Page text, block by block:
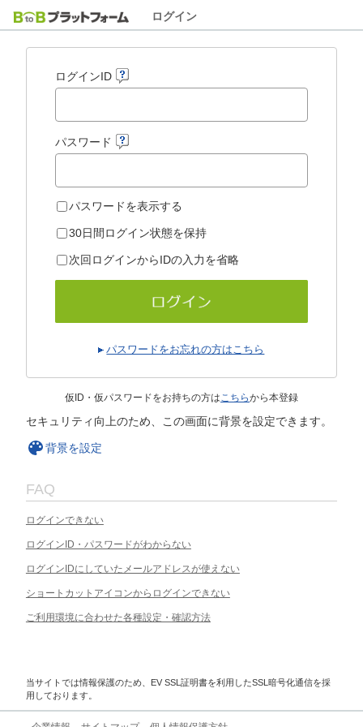
ログイン
ログインID
パスワード
パスワードを表示する
30日間ログイン状態を保持
次回ログインからIDの入力を省略
パスワードをお忘れの方はこちら
仮ID・仮パスワードをお持ちの方はこちらから本登録
セキュリティ向上のため、この画面に背景を設定できます。
背景を設定
FAQ
ログインできない
ログインID・パスワードがわからない
ログインIDにしていたメールアドレスが使えない
ショートカットアイコンからログインできない
ご利用環境に合わせた各種設定・確認方法
当サイトでは情報保護のため、EV SSL証明書を利用したSSL暗号化通信を採
用しております。